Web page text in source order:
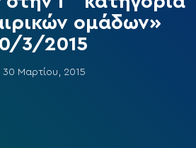
ομάδων»
3/2015
30 Μαρτίου, 2015